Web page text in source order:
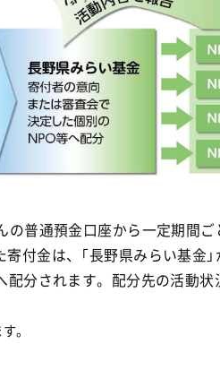
の普通預金口座から一定期間
付金は、「長野県みらい基金
分されます。配分先の活動
。